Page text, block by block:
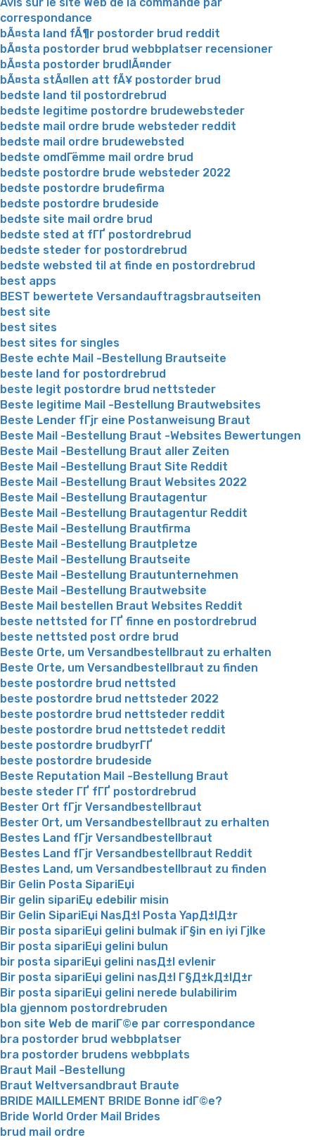
Avis sur le site Web de la commande par
correspondance
bÃ¤sta land fÃ¶r postorder brud reddit
bÃ¤sta postorder brud webbplatser recensioner
bÃ¤sta postorder brudlÃ¤nder
bÃ¤sta stÃ¤llen att fÃ¥ postorder brud
bedste land til postordrebrud
bedste legitime postordre brudewebsteder
bedste mail ordre brude websteder reddit
bedste mail ordre brudewebsted
bedste omdГёmme mail ordre brud
bedste postordre brude websteder 2022
bedste postordre brudefirma
bedste postordre brudeside
bedste site mail ordre brud
bedste sted at fГҐ postordrebrud
bedste steder for postordrebrud
bedste websted til at finde en postordrebrud
best apps
BEST bewertete Versandauftragsbrautseiten
best site
best sites
best sites for singles
Beste echte Mail -Bestellung Brautseite
beste land for postordrebrud
beste legit postordre brud nettsteder
Beste legitime Mail -Bestellung Brautwebsites
Beste Lender fГјr eine Postanweisung Braut
Beste Mail -Bestellung Braut -Websites Bewertungen
Beste Mail -Bestellung Braut aller Zeiten
Beste Mail -Bestellung Braut Site Reddit
Beste Mail -Bestellung Braut Websites 2022
Beste Mail -Bestellung Brautagentur
Beste Mail -Bestellung Brautagentur Reddit
Beste Mail -Bestellung Brautfirma
Beste Mail -Bestellung Brautpletze
Beste Mail -Bestellung Brautseite
Beste Mail -Bestellung Brautunternehmen
Beste Mail -Bestellung Brautwebsite
Beste Mail bestellen Braut Websites Reddit
beste nettsted for ГҐ finne en postordrebrud
beste nettsted post ordre brud
Beste Orte, um Versandbestellbraut zu erhalten
Beste Orte, um Versandbestellbraut zu finden
beste postordre brud nettsted
beste postordre brud nettsteder 2022
beste postordre brud nettsteder reddit
beste postordre brud nettstedet reddit
beste postordre brudbyrГҐ
beste postordre brudeside
Beste Reputation Mail -Bestellung Braut
beste steder ГҐ fГҐ postordrebrud
Bester Ort fГјr Versandbestellbraut
Bester Ort, um Versandbestellbraut zu erhalten
Bestes Land fГјr Versandbestellbraut
Bestes Land fГјr Versandbestellbraut Reddit
Bestes Land, um Versandbestellbraut zu finden
Bir Gelin Posta SipariЕџi
Bir gelin sipariЕџ edebilir misin
Bir Gelin SipariЕџi NasД±l Posta YapД±lД±r
Bir posta sipariЕџi gelini bulmak iГ§in en iyi Гјlke
Bir posta sipariЕџi gelini bulun
bir posta sipariЕџi gelini nasД±l evlenir
Bir posta sipariЕџi gelini nasД±l Г§Д±kД±lД±r
Bir posta sipariЕџi gelini nerede bulabilirim
bla gjennom postordrebruden
bon site Web de mariГ©e par correspondance
bra postorder brud webbplatser
bra postorder brudens webbplats
Braut Mail -Bestellung
Braut Weltversandbraut Braute
BRIDE MAILLEMENT BRIDE Bonne idГ©e?
Bride World Order Mail Brides
brud mail ordre